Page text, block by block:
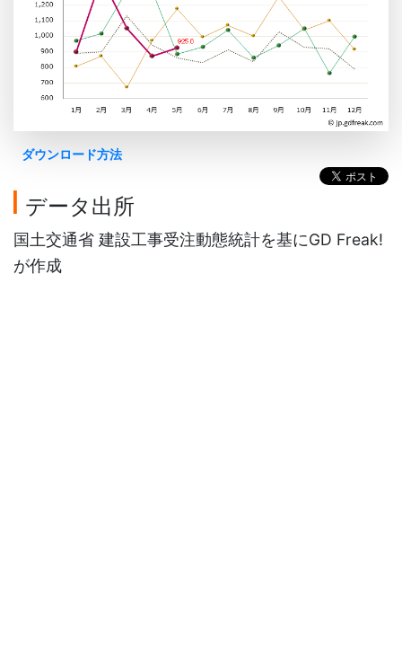
ダウンロード方法
データ出所
国土交通省 建設工事受注動態統計を基にGD Freak!
が作成